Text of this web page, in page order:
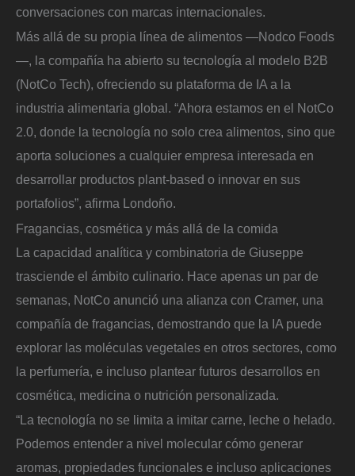
conversaciones con marcas internacionales.
Más allá de su propia línea de alimentos —Nodco Foods
—, la compañía ha abierto su tecnología al modelo B2B
(NotCo Tech), ofreciendo su plataforma de IA a la
industria alimentaria global. “Ahora estamos en el NotCo
2.0, donde la tecnología no solo crea alimentos, sino que
aporta soluciones a cualquier empresa interesada en
desarrollar productos plant-based o innovar en sus
portafolios”, afirma Londoño.
Fragancias, cosmética y más allá de la comida
La capacidad analítica y combinatoria de Giuseppe
trasciende el ámbito culinario. Hace apenas un par de
semanas, NotCo anunció una alianza con Cramer, una
compañía de fragancias, demostrando que la IA puede
explorar las moléculas vegetales en otros sectores, como
la perfumería, e incluso plantear futuros desarrollos en
cosmética, medicina o nutrición personalizada.
“La tecnología no se limita a imitar carne, leche o helado.
Podemos entender a nivel molecular cómo generar
aromas, propiedades funcionales e incluso aplicaciones